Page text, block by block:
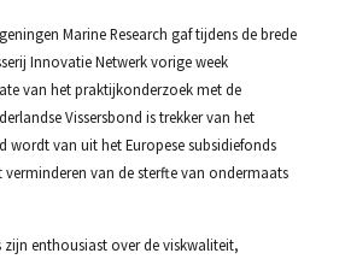
Marine Research gaf tijdens de brede
Innovatie Netwerk vorige week
van het praktijkonderzoek met de
Vissersbond is trekker van het
wordt van uit het Europese subsidiefonds
verminderen van de sterfte van ondermaats
zijn enthousiast over de viskwaliteit,